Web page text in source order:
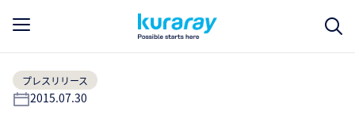
プレスリリース
2015.07.30